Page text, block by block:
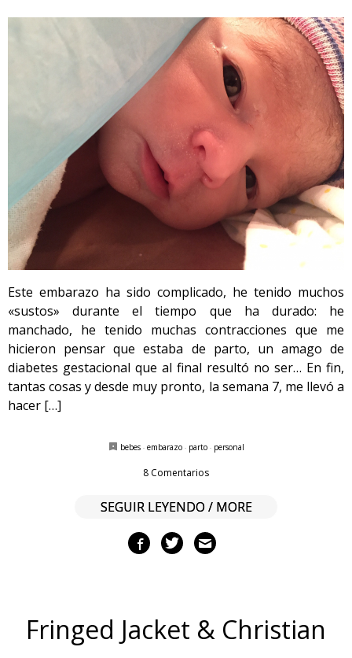
Este embarazo ha sido complicado, he tenido muchos
«sustos» durante el tiempo que ha durado: he
manchado, he tenido muchas contracciones que me
hicieron pensar que estaba de parto, un amago de
diabetes gestacional que al final resultó no ser… En fin,
tantas cosas y desde muy pronto, la semana 7, me llevó a
hacer […]
bebes· embarazo· parto· personal
8 Comentarios
SEGUIR LEYENDO / MORE
Fringed Jacket & Christian